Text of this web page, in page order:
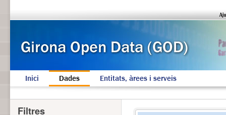
Inici Dades Entitats, àrees i serveis
Filtres